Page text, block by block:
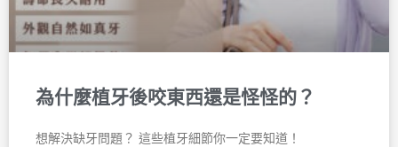
為什麼植牙後咬東西還是怪怪的？
想解決缺牙問題？ 這些植牙細節你一定要知道！ 󠀠